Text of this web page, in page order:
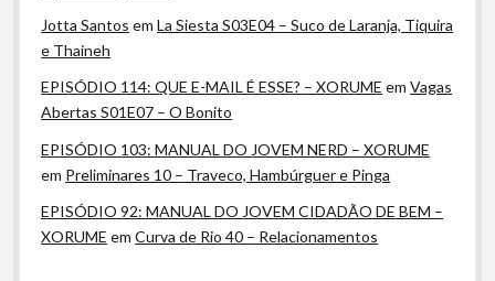
Jotta Santos emLa Siesta S03E04 – Suco de Laranja, Tiquira
e Thaineh
EPISÓDIO 114: QUE E-MAIL É ESSE? – XORUME emVagas
Abertas S01E07 – O Bonito
EPISÓDIO 103: MANUAL DO JOVEM NERD – XORUME
em Preliminares 10 – Traveco, Hambúrguer e Pinga
EPISÓDIO 92: MANUAL DO JOVEM CIDADÃO DE BEM –
XORUME emCurva de Rio 40 – Relacionamentos